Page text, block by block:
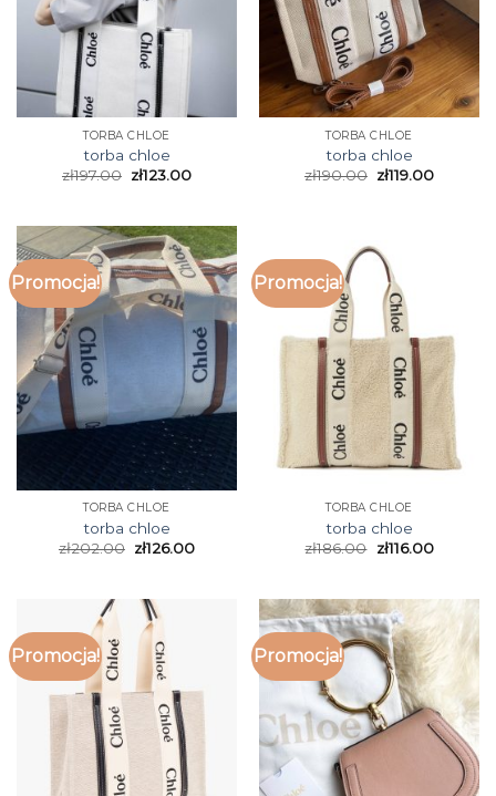
TORBA CHLOE
torba chloe
zł197.00 zł123.00
TORBA CHLOE
torba chloe
zł190.00 zł119.00
Promocja!
TORBA CHLOE
torba chloe
zł202.00 zł126.00
Promocja!
TORBA CHLOE
torba chloe
zł186.00 zł116.00
Promocja! Promocja!